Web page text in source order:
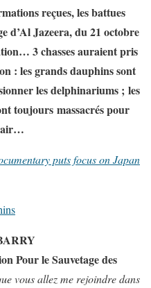
reçues, les battues
d’Al Jazeera, du 21 octobre
3 chasses auraient pris
: les grands dauphins sont
les delphinariums ; les
toujours massacrés pour
puts focus on Japan
Pour le Sauvetage des
vous allez me rejoindre dans